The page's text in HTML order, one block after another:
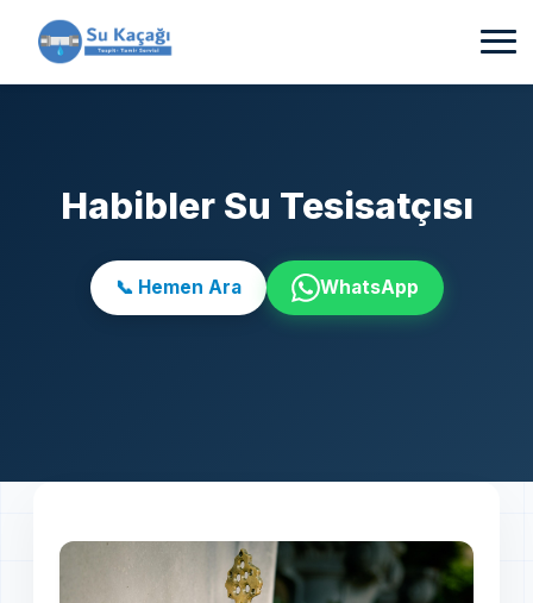
Habibler Su Tesisatçısı
📞 Hemen Ara WhatsApp